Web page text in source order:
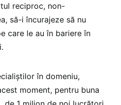
reciproc, non-
să-i încurajeze să nu
care le au în bariere în
în domeniu,
moment, pentru buna